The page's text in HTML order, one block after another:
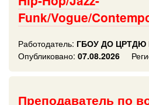
Funk/Vogue/
Работодатель: ГБОУ ДО ЦРТДЮ
Опубликовано: 07.08.2026
Преподаватель по